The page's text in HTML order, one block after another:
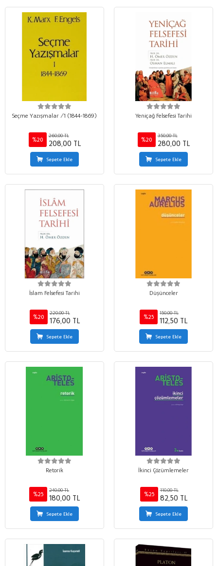
Seçme Yazışmalar /1 (1844-1869)
%20
260,00 TL
208,00 TL
Sepete Ekle
Yeniçağ Felsefesi Tarihi
%20
350,00 TL
280,00 TL
Sepete Ekle
İslam Felsefesi Tarihi
%20
220,00 TL
176,00 TL
Sepete Ekle
Düşünceler
%25
150,00 TL
112,50 TL
Sepete Ekle
Retorik
%25
240,00 TL
180,00 TL
Sepete Ekle
İkinci Çözümlemeler
%25
110,00 TL
82,50 TL
Sepete Ekle